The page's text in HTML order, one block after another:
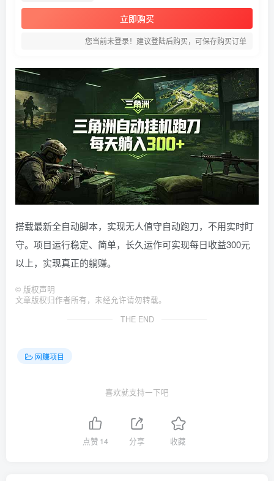
立即购买
您当前未登录！建议登陆后购买，可保存购买订单
搭载最新全自动脚本，实现无人值守自动跑刀，不用实时盯
守。项目运行稳定、简单，长久运作可实现每日收益300元
以上，实现真正的躺赚。
© 版权声明
文章版权归作者所有，未经允许请勿转载。
THE END
网赚项目
喜欢就支持一下吧
点赞 14 分享 收藏